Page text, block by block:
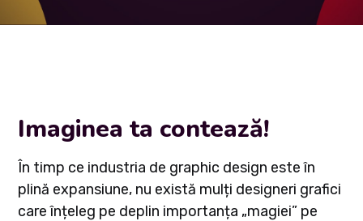
Imaginea ta contează!
În timp ce industria de graphic design este în
plină expansiune, nu există mulți designeri grafici
care înțeleg pe deplin importanța „magiei” pe